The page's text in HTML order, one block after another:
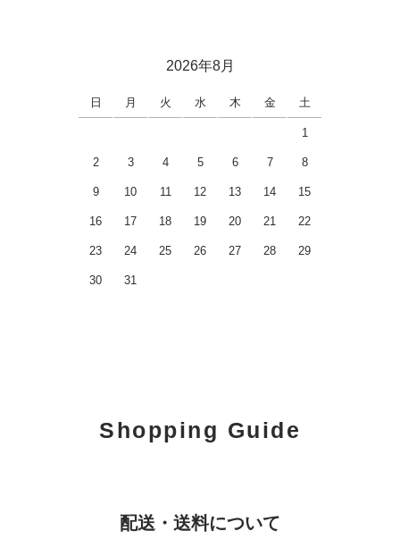
2026年8月
日 月 火 水 木 金 土
1
2 3 4 5 6 7 8
9 10 11 12 13 14 15
16 17 18 19 20 21 22
23 24 25 26 27 28 29
30 31
Shopping Guide
配送・送料について